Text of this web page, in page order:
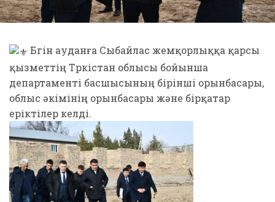
Бүгін ауданға Сыбайлас жемқорлыққа қарсы
қызметтің Түркістан облысы бойынша
департаменті басшысының бірінші орынбасары,
облыс әкімінің орынбасары және бірқатар
еріктілер келді.